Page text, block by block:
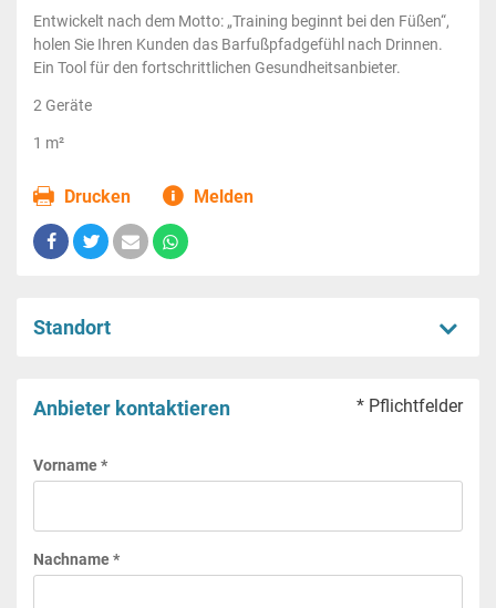
Entwickelt nach dem Motto: „Training beginnt bei den Füßen“,
holen Sie Ihren Kunden das Barfußpfadgefühl nach Drinnen.
Ein Tool für den fortschrittlichen Gesundheitsanbieter.
2 Geräte
1 m²
Drucken Melden
Standort
Anbieter kontaktieren * Pflichtfelder
Vorname *
Nachname *